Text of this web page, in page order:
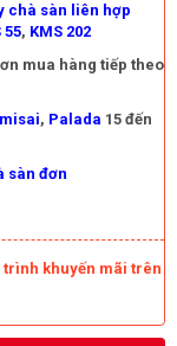
nguồn điện có ổn
kịp thời các sự cố
chà sàn liên hợp
55, KMS 202
mua hàng tiếp theo
, Palada 15 đến
sàn đơn
trình khuyến mãi trên